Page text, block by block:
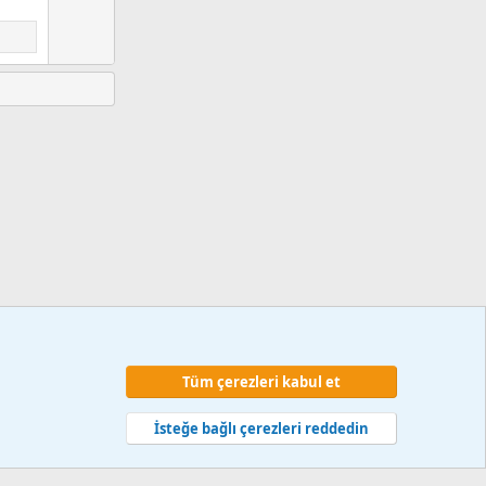
Gizlilik politikası Yardım Ana sayfa
R
S
hizmetleri 2014-2024
Tüm çerezleri kabul et
İsteğe bağlı çerezleri reddedin